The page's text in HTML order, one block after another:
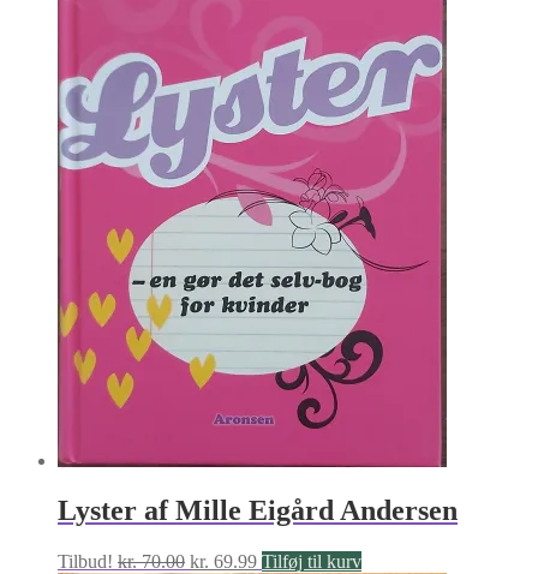
Lyster af Mille Eigård Andersen
Tilbud! kr.70.00 Den
kr. 69.99Den
Tilføj til kurv